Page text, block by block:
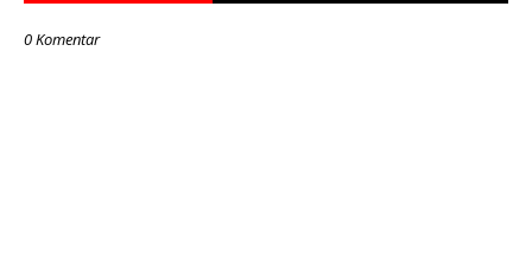
0 Komentar